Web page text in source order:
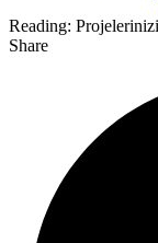
Reading:
Share